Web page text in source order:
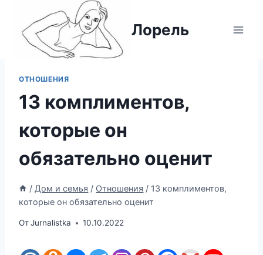
содержимому
Лорель
ОТНОШЕНИЯ
13 комплиментов,
которые он
обязательно оценит
/ Дом и семья / Отношения / 13 комплиментов,
которые он обязательно оценит
ОтJurnalistka 10.10.2022